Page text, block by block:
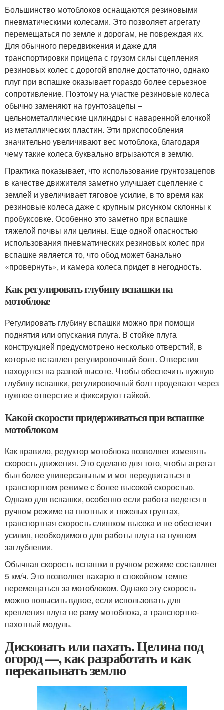
Большинство мотоблоков оснащаются резиновыми
пневматическими колесами. Это позволяет агрегату
перемещаться по земле и дорогам, не повреждая их.
Для обычного передвижения и даже для
транспортировки прицепа с грузом силы сцепления
резиновых колес с дорогой вполне достаточно, однако
плуг при вспашке оказывает гораздо более серьезное
сопротивление. Поэтому на участке резиновые колеса
обычно заменяют на грунтозацепы –
цельнометаллические цилиндры с наваренной елочкой
из металлических пластин. Эти приспособления
значительно увеличивают вес мотоблока, благодаря
чему такие колеса буквально вгрызаются в землю.
Практика показывает, что использование грунтозацепов
в качестве движителя заметно улучшает сцепление с
землей и увеличивает тяговое усилие, в то время как
резиновые колеса даже с крупным рисунком склонны к
пробуксовке. Особенно это заметно при вспашке
тяжелой почвы или целины. Еще одной опасностью
использования пневматических резиновых колес при
вспашке является то, что обод может банально
«провернуть», и камера колеса придет в негодность.
Как регулировать глубину вспашки на
мотоблоке
Регулировать глубину вспашки можно при помощи
поднятия или опускания плуга. В стойке плуга
конструкцией предусмотрено несколько отверстий, в
которые вставлен регулировочный болт. Отверстия
находятся на разной высоте. Чтобы обеспечить нужную
глубину вспашки, регулировочный болт продевают через
нужное отверстие и фиксируют гайкой.
Какой скорости придерживаться при вспашке
мотоблоком
Как правило, редуктор мотоблока позволяет изменять
скорость движения. Это сделано для того, чтобы агрегат
был более универсальным и мог передвигаться в
транспортном режиме с более высокой скоростью.
Однако для вспашки, особенно если работа ведется в
ручном режиме на плотных и тяжелых грунтах,
транспортная скорость слишком высока и не обеспечит
усилия, необходимого для работы плуга на нужном
заглублении.
Обычная скорость вспашки в ручном режиме составляет
5 км/ч. Это позволяет пахарю в спокойном темпе
перемещаться за мотоблоком. Однако эту скорость
можно повысить вдвое, если использовать для
крепления плуга не раму мотоблока, а транспортно-
пахотный модуль.
Дисковать или пахать. Целина под
огород —, как разработать и как
перекапывать землю